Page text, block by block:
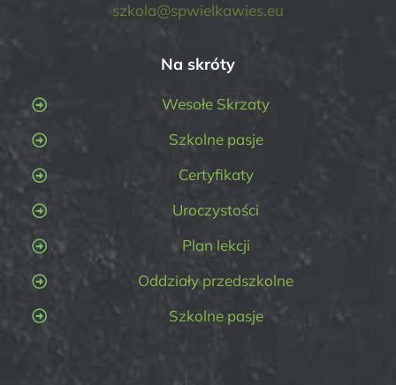
szkola@spwielkawies.eu
Na skróty
Wesołe Skrzaty
Szkolne pasje
Certyfikaty
Uroczystości
Plan lekcji
Oddziały przedszkolne
Szkolne pasje